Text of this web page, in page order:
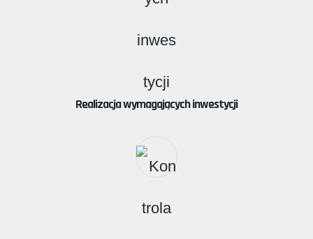
Realizacja wymagających inwestycji